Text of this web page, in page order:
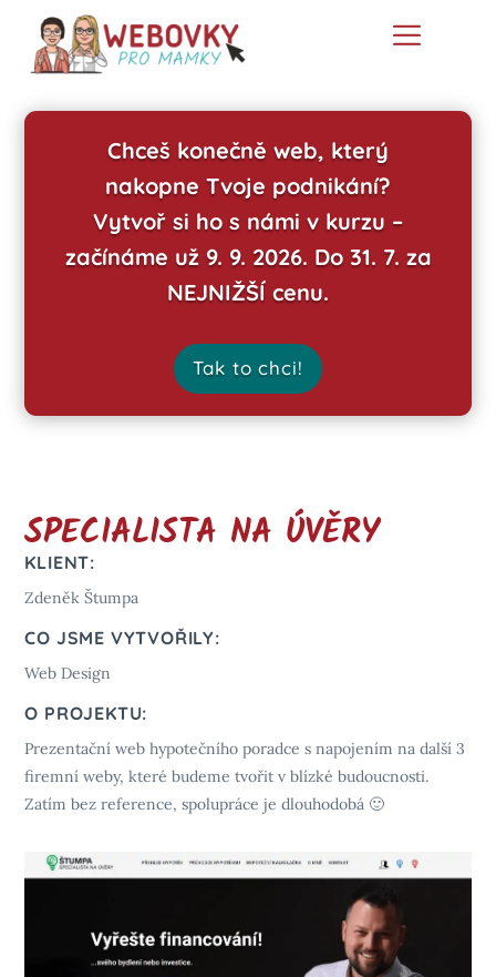
Chceš konečně web, který
nakopne Tvoje podnikání?
Vytvoř si ho s námi v kurzu –
začínáme už 9. 9. 2026. Do 31. 7. za
NEJNIŽŠÍ cenu.
Tak to chci!
SPECIALISTA NA ÚVĚRY
KLIENT:
Zdeněk Štumpa
CO JSME VYTVOŘILY:
Web Design
O PROJEKTU:
Prezentační web hypotečního poradce s napojením na další 3
firemní weby, které budeme tvořit v blízké budoucnosti.
Zatím bez reference, spolupráce je dlouhodobá 🙂